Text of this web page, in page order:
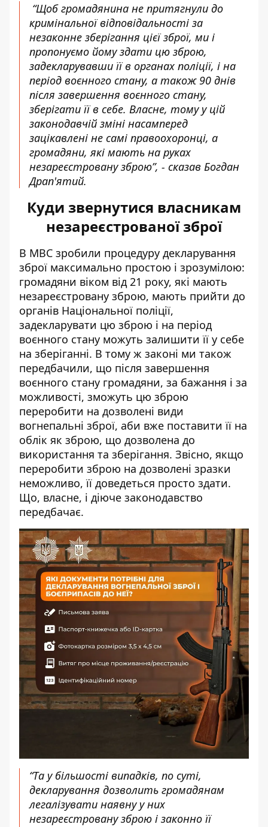
“Щоб громадянина не притягнули до
кримінальної відповідальності за
незаконне зберігання цієї зброї, ми і
пропонуємо йому здати цю зброю,
задекларувавши її в органах поліції, і на
період воєнного стану, а також 90 днів
після завершення воєнного стану,
зберігати її в себе. Власне, тому у цій
законодавчій зміні насамперед
зацікавлені не самі правоохоронці, а
громадяни, які мають на руках
незареєстровану зброю”, - сказав Богдан
Драп'ятий.
Куди звернутися власникам
незареєстрованої зброї
В МВС зробили процедуру декларування
зброї максимально простою і зрозумілою:
громадяни віком від 21 року, які мають
незареєстровану зброю, мають прийти до
органів Національної поліції,
задекларувати цю зброю і на період
воєнного стану можуть залишити її у себе
на зберіганні. В тому ж законі ми також
передбачили, що після завершення
воєнного стану громадяни, за бажання і за
можливості, зможуть цю зброю
переробити на дозволені види
вогнепальні зброї, аби вже поставити її на
облік як зброю, що дозволена до
використання та зберігання. Звісно, якщо
переробити зброю на дозволені зразки
неможливо, її доведеться просто здати.
Що, власне, і діюче законодавство
передбачає.
“Та у більшості випадків, по суті,
декларування дозволить громадянам
легалізувати наявну у них
незареєстровану зброю і законно її